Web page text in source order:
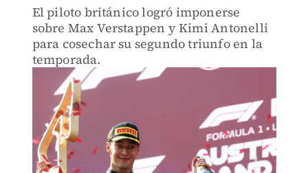
El piloto británico logró imponerse
sobre Max Verstappen y Kimi Antonelli
para cosechar su segundo triunfo en la
temporada.